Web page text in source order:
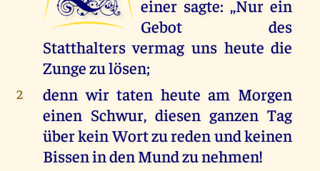
einer sagte: ,,Nur ein
Gebot des
Statthalters vermag uns heute die
Zunge zu lösen;
2
denn wir taten heute am Morgen
einen Schwur, diesen ganzen Tag
über kein Wort zu reden und keinen
Bissen in den Mund zu nehmen!